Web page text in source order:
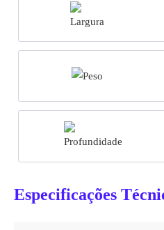
Especificações